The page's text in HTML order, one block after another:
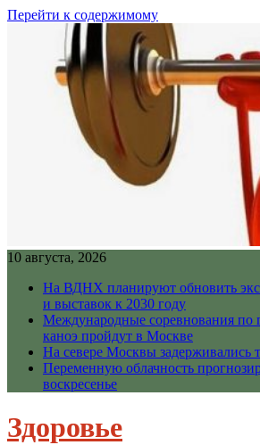
Перейти к содержимому
10 августа, 2026
На ВДНХ планируют обновить
и выставок к 2030 году
Международные соревнования по
каноэ пройдут в Москве
На севере Москвы задерживались
Переменную облачность
воскресенье
Здоровье